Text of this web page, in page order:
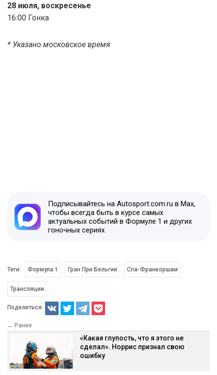
28 июля, воскресенье
16:00 Гонка
* Указано московское время
Подписывайтесь на Autosport.com.ru в Max,
чтобы всегда быть в курсе самых
актуальных событий в Формуле 1 и других
гоночных сериях
Теги: Формула 1 Гран При Бельгии Спа-Франкоршам
Трансляции
Поделиться:
← Ранее
«Какая глупость, что я этого не
сделал». Норрис признал свою
ошибку